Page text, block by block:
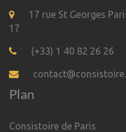
17 rue St Georges
17
(+33) 1 40 82 26 26
Plan
Consistoire de Paris